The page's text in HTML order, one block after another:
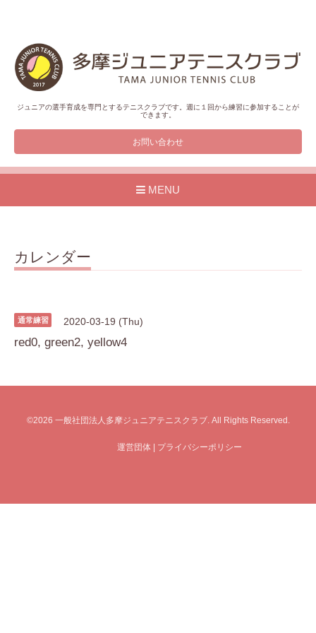
ジュニアの選手育成を専門とするテニスクラブです。週に１回から練習に参加することが
できます。
お問い合わせ
MENU
カレンダー
通常練習 2020-03-19 (Thu)
red0, green2, yellow4
©2026 一般社団法人多摩ジュニアテニスクラブ. All Rights Reserved.
運営団体 | プライバシーポリシー